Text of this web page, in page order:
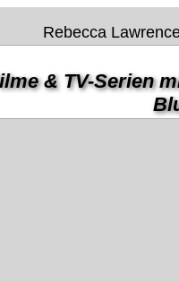
Rebecca
& TV-Serien